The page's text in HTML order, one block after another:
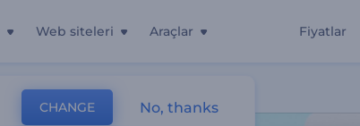
Web siteleri Araçlar Fiyatlar
CHANGE No, thanks